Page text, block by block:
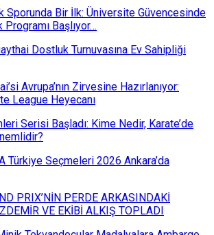
Sporunda Bir İlk: Üniversite Güvencesinde
Başlıyor…
Dostluk Turnuvasına Ev Sahipliği
Avrupa’nın Zirvesine Hazırlanıyor:
League Heyecanı
Serisi Başladı: Kime Nedir, Karate’de
Türkiye Seçmeleri 2026 Ankara’da
PRIX’NİN PERDE ARKASINDAKİ
VE EKİBİ ALKIŞ TOPLADI